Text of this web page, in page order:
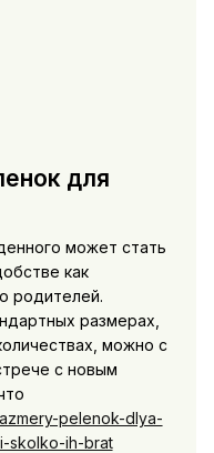
для
может стать
как
родителей.
размерах,
можно с
с новым
pelenok-dlya-
skolko-ih-brat